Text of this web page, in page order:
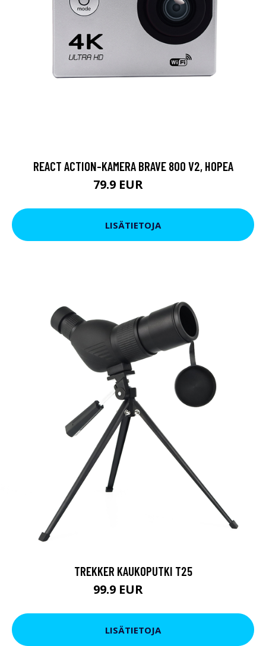
REACT ACTION-KAMERA BRAVE 800 V2, HOPEA
79.9 EUR
LISÄTIETOJA
TREKKER KAUKOPUTKI T25
99.9 EUR
LISÄTIETOJA